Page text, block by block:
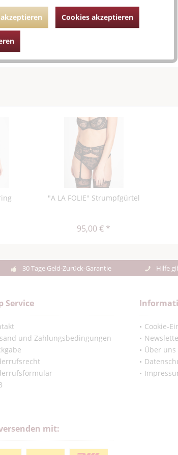
Tropez Slip"
"A LA FOLIE" Strumpfgürtel
95,00 € *
30 Tage Geld-Zurück-Garantie Hilfe
Service
und Zahlungsbedingungen
Cookie-
Über uns
mit:
Cookies akzeptieren